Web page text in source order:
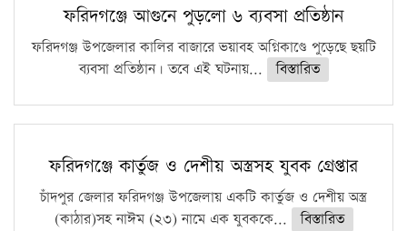
ফরিদগঞ্জে আগুনে পুড়লো ৬ ব্যবসা প্রতিষ্ঠান
ফরিদগঞ্জ উপজেলার কালির বাজারে ভয়াবহ অগ্নিকাণ্ডে পুড়েছে ছয়টি
ব্যবসা প্রতিষ্ঠান। তবে এই ঘটনায়...
বিস্তারিত
ফরিদগঞ্জে কার্তুজ ও দেশীয় অস্ত্রসহ যুবক গ্রেপ্তার
চাঁদপুর জেলার ফরিদগঞ্জ উপজেলায় একটি কার্তুজ ও দেশীয় অস্ত্র
(কাঠার)সহ নাঈম (২৩) নামে এক যুবককে...
বিস্তারিত